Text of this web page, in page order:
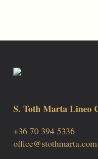
S. Toth Marta Lineo
+36 70 394 5336
office@stothmarta.com